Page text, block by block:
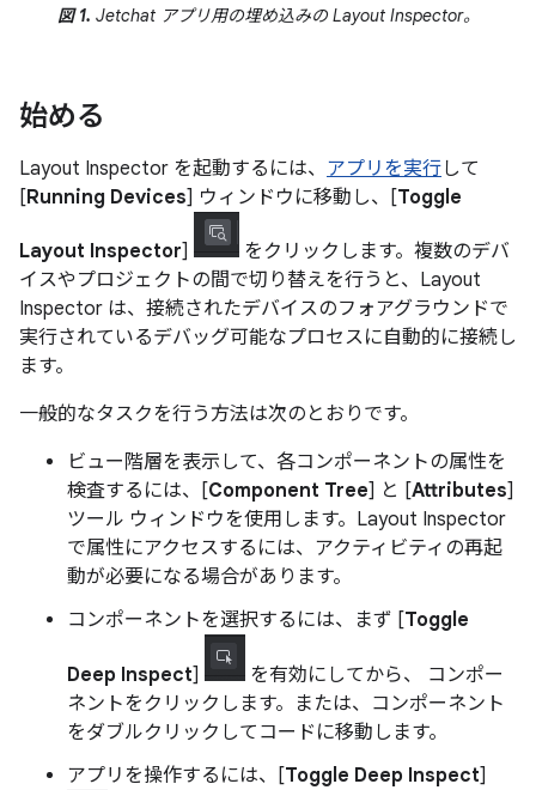
図 1. Jetchat アプリ用の埋め込みの Layout Inspector。
始める
Layout Inspector を起動するには、 アプリを実行して
[Running Devices] ウィンドウに移動し、[Toggle
Layout Inspector]
をクリックします。複数のデバ
イスやプロジェクトの間で切り替えを行うと、Layout
Inspector は、接続されたデバイスのフォアグラウンドで
実行されているデバッグ可能なプロセスに自動的に接続し
ます。
一般的なタスクを行う方法は次のとおりです。
ビュー階層を表示して、各コンポーネントの属性を
検査するには、[Component Tree] と [Attributes]
ツール ウィンドウを使用します。Layout Inspector
で属性にアクセスするには、アクティビティの再起
動が必要になる場合があります。
コンポーネントを選択するには、まず [Toggle
Deep Inspect]
を有効にしてから、 コンポー
ネントをクリックします。または、コンポーネント
をダブルクリックしてコードに移動します。
アプリを操作するには、[Toggle Deep Inspect]